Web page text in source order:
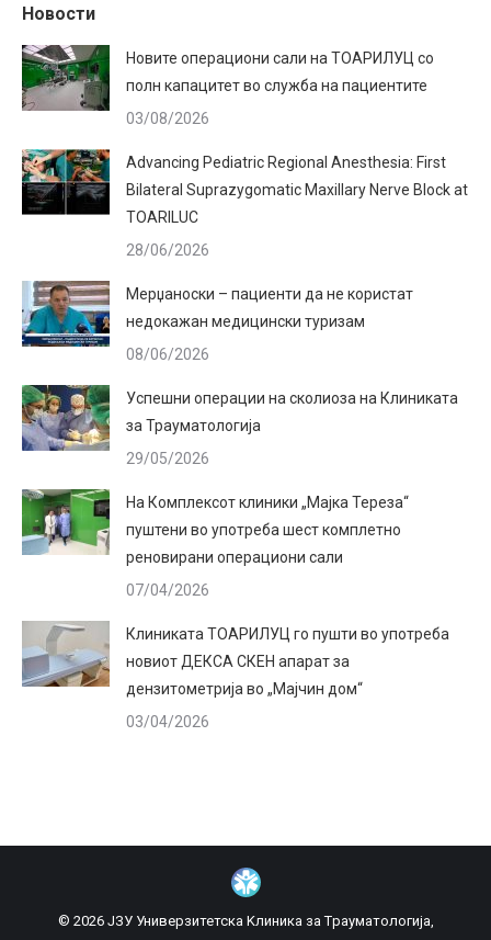
Новости
Новите операциони сали на ТОАРИЛУЦ со
полн капацитет во служба на пациентите
03/08/2026
Advancing Pediatric Regional Anesthesia: First
Bilateral Suprazygomatic Maxillary Nerve Block at
TOARILUC
28/06/2026
Мерџаноски – пациенти да не користат
недокажан медицински туризам
08/06/2026
Успешни операции на сколиоза на Клиниката
за Трауматологија
29/05/2026
На Комплексот клиники „Мајка Тереза“
пуштени во употреба шест комплетно
реновирани операциони сали
07/04/2026
Клиниката ТОАРИЛУЦ го пушти во употреба
новиот ДЕКСА СКЕН апарат за
дензитометрија во „Мајчин дом“
03/04/2026
© 2026 ЈЗУ Универзитетска Kлиника за Tрауматологија,